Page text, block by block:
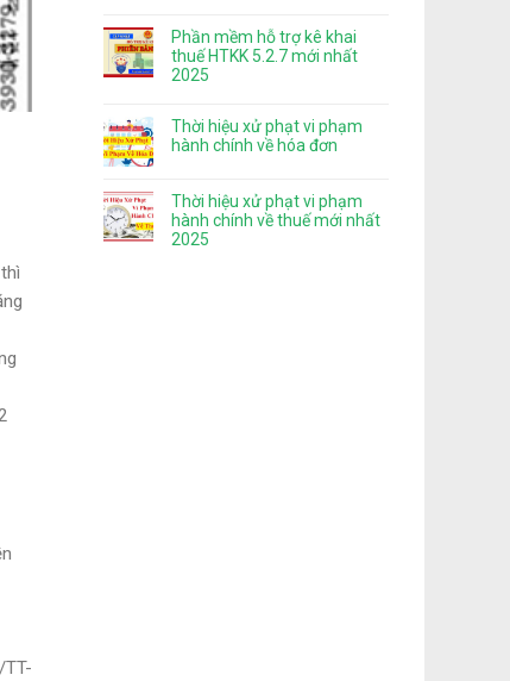
Phần mềm hỗ trợ kê khai
thuế HTKK 5.2.7 mới nhất
2025
Thời hiệu xử phạt vi phạm
hành chính về hóa đơn
Thời hiệu xử phạt vi phạm
hành chính về thuế mới nhất
2025